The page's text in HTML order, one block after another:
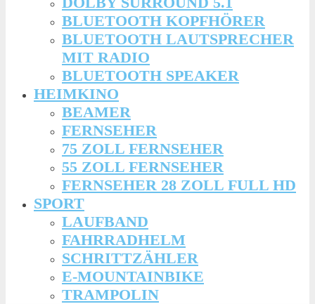
BLUETOOTH KOPFHÖRER
BLUETOOTH LAUTSPRECHER
MIT RADIO
BLUETOOTH SPEAKER
HEIMKINO
BEAMER
FERNSEHER
75 ZOLL FERNSEHER
55 ZOLL FERNSEHER
FERNSEHER 28 ZOLL FULL HD
SPORT
LAUFBAND
FAHRRADHELM
SCHRITTZÄHLER
E-MOUNTAINBIKE
TRAMPOLIN